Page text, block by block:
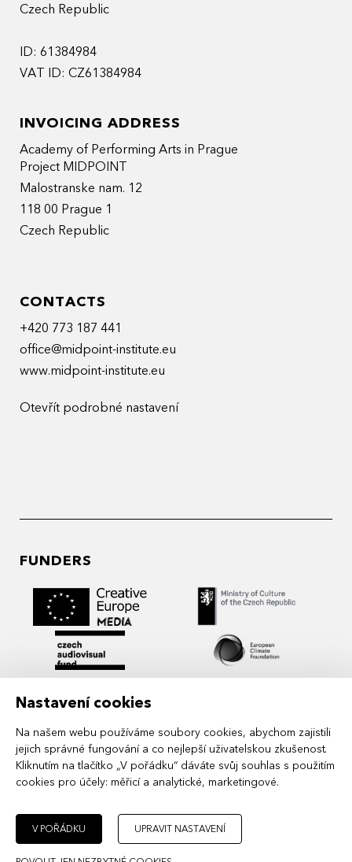
Nastavení cookies
Na našem webu používáme soubory cookies, abychom zajistili
jejich správné fungování a co nejlepší uživatelskou zkušenost.
Kliknutím na tlačítko „V pořádku“ dáváte svůj souhlas s použitím
cookies pro účely: měřicí a analytické, marketingové.
V POŘÁDKU UPRAVIT NASTAVENÍ
Czech Republic
ID: 61384984
VAT ID: CZ61384984
INVOICING ADDRESS
Academy of Performing Arts in Prague
Project MIDPOINT
Malostranske nam. 12
118 00 Prague 1
Czech Republic
CONTACTS
+420 773 187 441
office@midpoint-institute.eu
www.midpoint-institute.eu
Otevřít podrobné nastavení
FUNDERS
auspices of the Academy of Performing Arts in
Prague.